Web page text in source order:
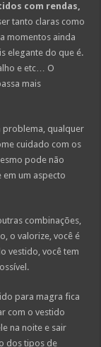
com rendas,
tanto claras como
momentos ainda
elegante do que é.
e etc… O
mais
problema, qualquer
cuidado com os
pode não
um aspecto
combinações,
o valorize, você é
vestido, você tem
para magra fica
com o vestido
na noite e sair
dos tipos de